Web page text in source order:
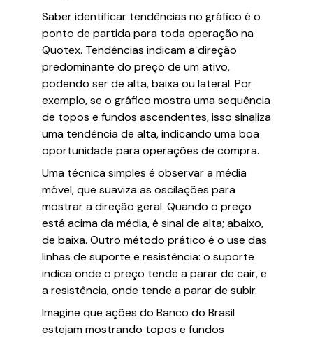
Saber identificar tendências no gráfico é o
ponto de partida para toda operação na
Quotex. Tendências indicam a direção
predominante do preço de um ativo,
podendo ser de alta, baixa ou lateral. Por
exemplo, se o gráfico mostra uma sequência
de topos e fundos ascendentes, isso sinaliza
uma tendência de alta, indicando uma boa
oportunidade para operações de compra.
Uma técnica simples é observar a média
móvel, que suaviza as oscilações para
mostrar a direção geral. Quando o preço
está acima da média, é sinal de alta; abaixo,
de baixa. Outro método prático é o use das
linhas de suporte e resistência: o suporte
indica onde o preço tende a parar de cair, e
a resistência, onde tende a parar de subir.
Imagine que ações do Banco do Brasil
estejam mostrando topos e fundos